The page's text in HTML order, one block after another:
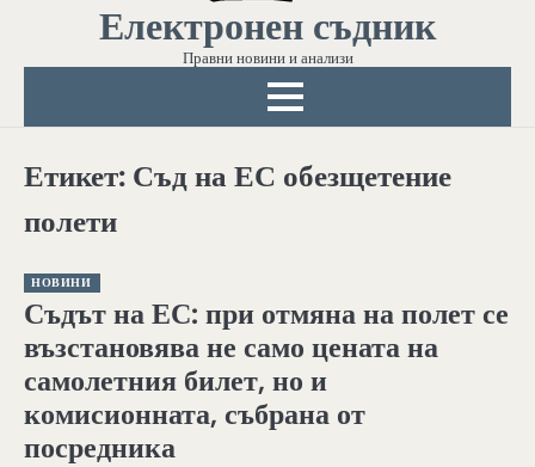
Електронен съдник
Правни новини и анализи
Етикет: Съд на ЕС обезщетение
полети
НОВИНИ
Съдът на ЕС: при отмяна на полет се
възстановява не само цената на
самолетния билет, но и
комисионната, събрана от
посредника